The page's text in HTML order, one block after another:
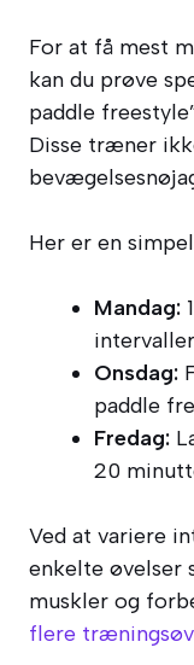
For at få mest
kan du prøve
paddle
Disse træner
Her er en
Mandag:
Onsdag:
paddle
Fredag:
20
Ved at variere
enkelte øvelser
muskler og
flere